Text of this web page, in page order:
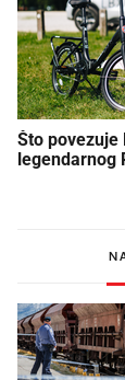
Što povezuje
legendarnog